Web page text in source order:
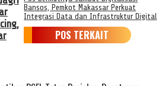
Bansos, Pemkot Makassar Perkuat
Integrasi Data dan Infrastruktur Digital
POS TERKAIT